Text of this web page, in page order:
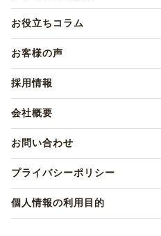
お役立ちコラム
お客様の声
採用情報
会社概要
お問い合わせ
プライバシーポリシー
個人情報の利用目的